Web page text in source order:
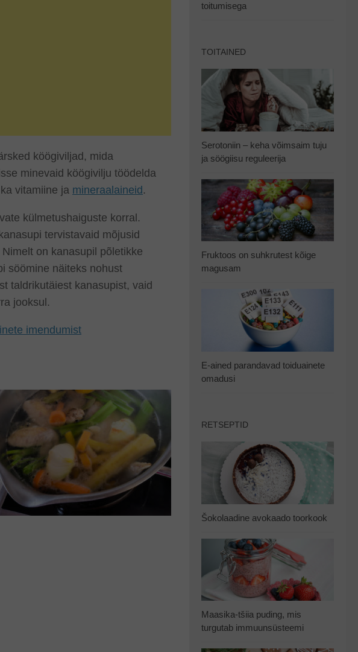
köögiviljad, mida
minevaid köögivilju töödelda
vitamiine ja mineraalaineid .
külmetushaiguste korral.
tervistavaid mõjusid
on kanasupil põletikke
söömine näiteks nohust
taldrikutäiest kanasupist, vaid
jooksul.
imendumist
toitumisega
TOITAINED
Serotoniin – keha võimsaim tuju
ja söögiisu reguleerija
Fruktoos on suhkrutest kõige
magusam
E-ained parandavad toiduainete
omadusi
RETSEPTID
Šokolaadine avokaado toorkook
Maasika-tšiia puding, mis
turgutab immuunsüsteemi